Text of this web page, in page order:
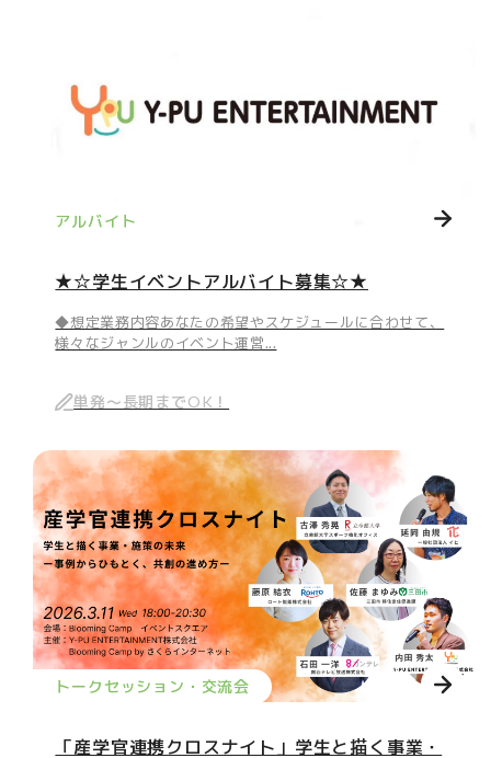
アルバイト
★☆学生イベントアルバイト募集☆★
◆想定業務内容あなたの希望やスケジュールに合わせて、
様々なジャンルのイベント運営...
単発～長期までOK！
トークセッション・交流会
「産学官連携クロスナイト」学生と描く事業・